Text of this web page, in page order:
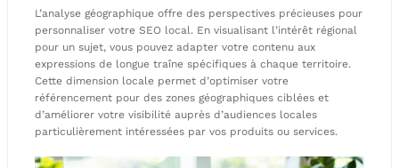
L’analyse géographique offre des perspectives précieuses pour
personnaliser votre SEO local. En visualisant l’intérêt régional
pour un sujet, vous pouvez adapter votre contenu aux
expressions de longue traîne spécifiques à chaque territoire.
Cette dimension locale permet d’optimiser votre
référencement pour des zones géographiques ciblées et
d’améliorer votre visibilité auprès d’audiences locales
particulièrement intéressées par vos produits ou services.